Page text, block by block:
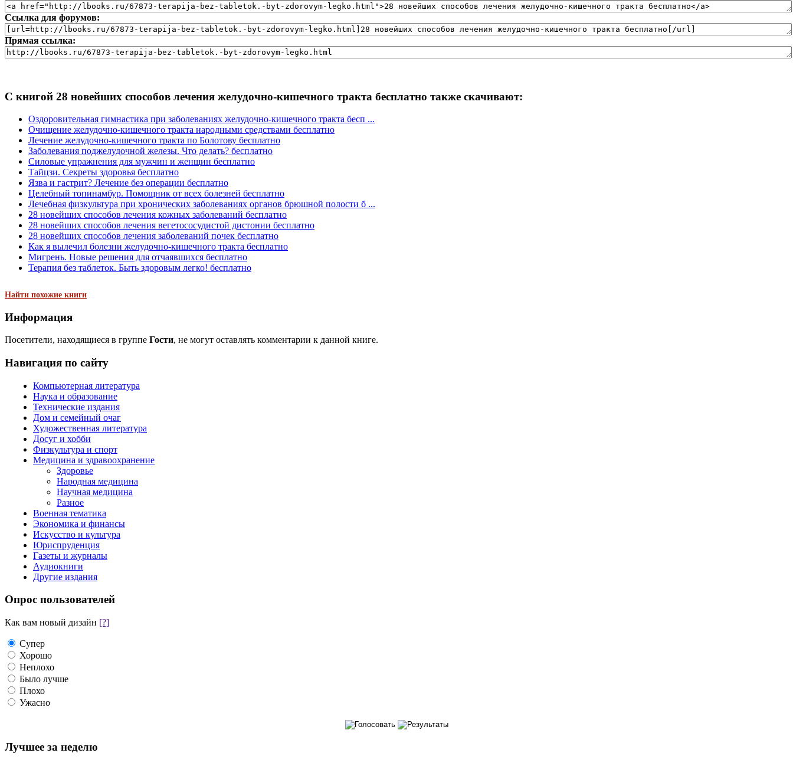
Ссылка для форумов:
Прямая ссылка:
С книгой 28 новейших способов лечения желудочно-кишечного тракта бесплатно также скачивают:
Оздоровительная гимнастика при заболеваниях желудочно-кишечного тракта бесп ...
Очищение желудочно-кишечного тракта народными средствами бесплатно
Лечение желудочно-кишечного тракта по Болотову бесплатно
Заболевания поджелудочной железы. Что делать? бесплатно
Силовые упражнения для мужчин и женщин бесплатно
Тайцзи. Секреты здоровья бесплатно
Язва и гастрит? Лечение без операции бесплатно
Целебный топинамбур. Помощник от всех болезней бесплатно
Лечебная физкультура при хронических заболеваниях органов брюшной полости б ...
28 новейших способов лечения кожных заболеваний бесплатно
28 новейших способов лечения вегетососудистой дистонии бесплатно
28 новейших способов лечения заболеваний почек бесплатно
Как я вылечил болезни желудочно-кишечного тракта бесплатно
Мигрень. Новые решения для отчаявшихся бесплатно
Терапия без таблеток. Быть здоровым легко! бесплатно
Найти похожие книги
Информация
Посетители, находящиеся в группе Гости, не могут оставлять комментарии к данной книге.
Навигация по сайту
Компьютерная литература
Наука и образование
Технические издания
Дом и семейный очаг
Художественная литература
Досуг и хобби
Физкультура и спорт
Медицина и здравоохранение
Здоровье
Народная медицина
Научная медицина
Разное
Военная тематика
Экономика и финансы
Искусство и культура
Юриспруденция
Газеты и журналы
Аудиокниги
Другие издания
Опрос пользователей
Как вам новый дизайн [?]
Супер
Хорошо
Неплохо
Было лучше
Плохо
Ужасно
Лучшее за неделю